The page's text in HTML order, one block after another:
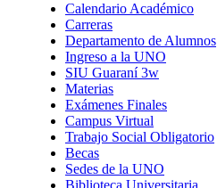
Calendario Académico
Carreras
Departamento de Alumnos
Ingreso a la UNO
SIU Guaraní 3w
Materias
Exámenes Finales
Campus Virtual
Trabajo Social Obligatorio
Becas
Sedes de la UNO
Biblioteca Universitaria